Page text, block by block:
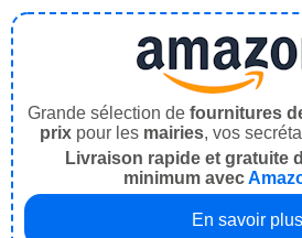
Grande sélection de fournitures
prix pour les mairies, vos
Livraison rapide et gratuite
minimum avec
En savoir plus